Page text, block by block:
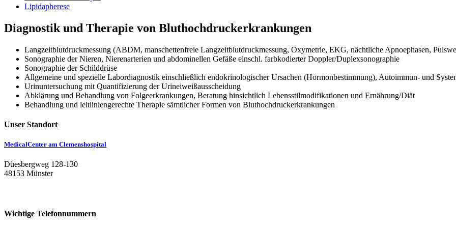
Lipidapherese
Diagnostik und Therapie von Bluthochdruckerkrankungen
Langzeitblutdruckmessung (ABDM, manschettenfreie Langzeitblutdruckmessung, Oxymetrie, EKG, nächtliche Apnoephasen,
Sonographie der Nieren, Nierenarterien und abdominellen Gefäße einschl. farbkodierter Doppler/Duplexsonographie
Sonographie der Schilddrüse
Allgemeine und spezielle Labordiagnostik einschließlich endokrinologischer Ursachen (Hormonbestimmung), Autoimmun- und
Urinuntersuchung mit Quantifizierung der Urineiweißausscheidung
Abklärung und Behandlung von Folgeerkrankungen, Beratung hinsichtlich Lebensstilmodifikationen und Ernährung/Diät
Behandlung und leitliniengerechte Therapie sämtlicher Formen von Bluthochdruckerkrankungen
Unser Standort
MedicalCenter am Clemenshospital
Düesbergweg 128-130
48153 Münster
Wichtige Telefonnummern